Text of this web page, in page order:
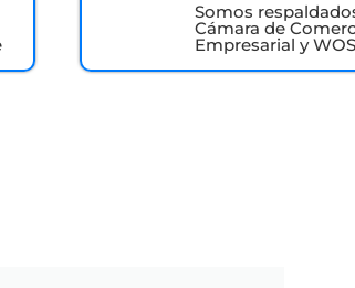
Somos
Cámara de
Empresarial y